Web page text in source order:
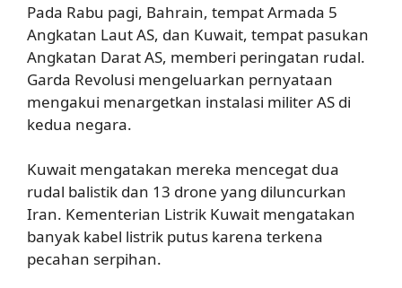
Pada Rabu pagi, Bahrain, tempat Armada 5
Angkatan Laut AS, dan Kuwait, tempat pasukan
Angkatan Darat AS, memberi peringatan rudal.
Garda Revolusi mengeluarkan pernyataan
mengakui menargetkan instalasi militer AS di
kedua negara.
Kuwait mengatakan mereka mencegat dua
rudal balistik dan 13 drone yang diluncurkan
Iran. Kementerian Listrik Kuwait mengatakan
banyak kabel listrik putus karena terkena
pecahan serpihan.